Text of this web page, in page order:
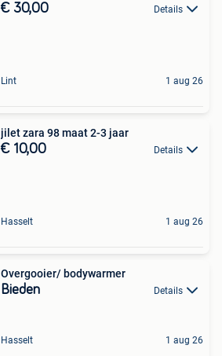
€ 30,00 Details
Lint 1 aug 26
jilet zara 98 maat 2-3 jaar
€ 10,00 Details
Hasselt 1 aug 26
Overgooier/ bodywarmer
Bieden Details
Hasselt 1 aug 26